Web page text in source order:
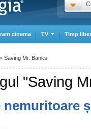
cinema TV Timp liber
"Saving
nemuritoare
> Saving Mr. Banks